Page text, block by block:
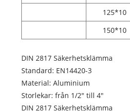
125*10
150*10
DIN 2817 Säkerhetsklämma
Standard: EN14420-3
Material: Aluminium
Storlekar: från 1/2" till 4"
DIN 2817 Säkerhetsklämma